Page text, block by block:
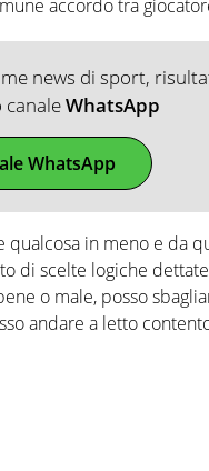
accordo tra
news di sport,
canaleWhatsApp
WhatsApp
in meno e da
di scelte logiche dettate
o male, posso
andare a letto